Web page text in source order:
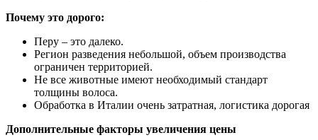
Почему это дорого:
Перу – это далеко.
Регион разведения небольшой, объем производства
ограничен территорией.
Не все животные имеют необходимый стандарт
толщины волоса.
Обработка в Италии очень затратная, логистика дорогая
Дополнительные факторы увеличения цены